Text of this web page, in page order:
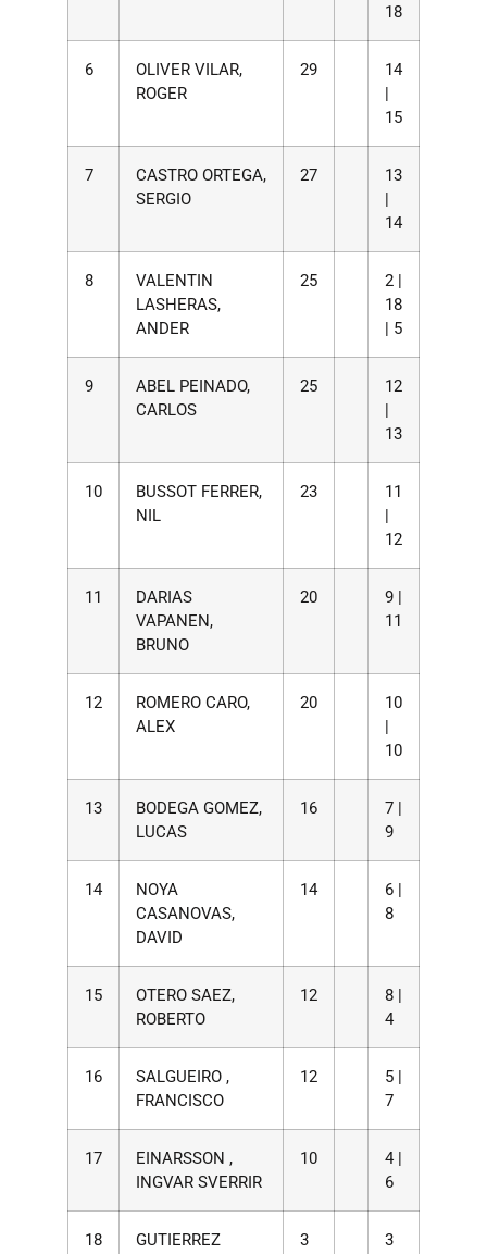
18
6
OLIVER VILAR,
ROGER
29
14
|
15
7
CASTRO ORTEGA,
SERGIO
27
13
|
14
8
VALENTIN
LASHERAS,
ANDER
25
2 |
18
| 5
9
ABEL PEINADO,
CARLOS
25
12
|
13
10
BUSSOT FERRER,
NIL
23
11
|
12
11
DARIAS
VAPANEN,
BRUNO
20
9 |
11
12
ROMERO CARO,
ALEX
20
10
|
10
13
BODEGA GOMEZ,
LUCAS
16
7 |
9
14
NOYA
CASANOVAS,
DAVID
14
6 |
8
15
OTERO SAEZ,
ROBERTO
12
8 |
4
16
SALGUEIRO ,
FRANCISCO
12
5 |
7
17
EINARSSON ,
INGVAR SVERRIR
10
4 |
6
18 GUTIERREZ 3 3